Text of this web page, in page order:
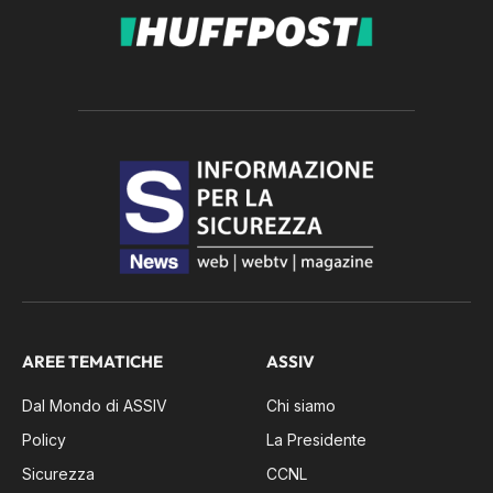
AREE TEMATICHE
Dal Mondo di ASSIV
Policy
Sicurezza
ASSIV
Chi siamo
La Presidente
CCNL